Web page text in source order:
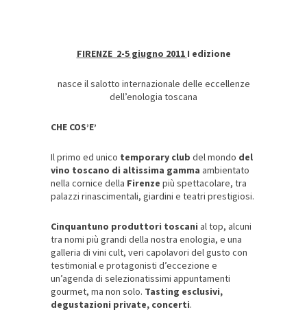
FIRENZE 2-5 giugno 2011 I edizione
nasce il salotto internazionale delle eccellenze
dell’enologia toscana
CHE COS’E’
Il primo ed unico temporary club del mondo del
vino toscano di altissima gamma ambientato
nella cornice della Firenze più spettacolare, tra
palazzi rinascimentali, giardini e teatri prestigiosi.
Cinquantuno produttori toscani al top, alcuni
tra nomi più grandi della nostra enologia, e una
galleria di vini cult, veri capolavori del gusto con
testimonial e protagonisti d’eccezione e
un’agenda di selezionatissimi appuntamenti
gourmet, ma non solo. Tasting esclusivi,
degustazioni private, concerti.